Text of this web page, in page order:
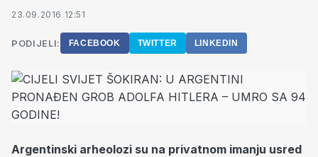
23.09.2016 12:51
PODIJELI: FACEBOOK TWITTER LINKEDIN
Argentinski arheolozi su na privatnom imanju usred